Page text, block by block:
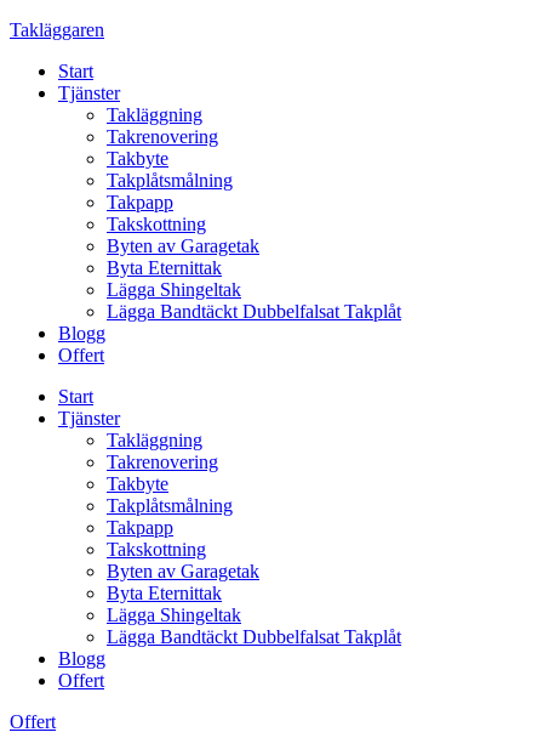
Skip
content
Takläggaren
Start
Tjänster
Takläggning
Takrenovering
Takbyte
Takplåtsmålning
Takpapp
Takskottning
Byten av Garagetak
Byta Eternittak
Lägga Shingeltak
Lägga Bandtäckt Dubbelfalsat Takplåt
Blogg
Offert
Start
Tjänster
Takläggning
Takrenovering
Takbyte
Takplåtsmålning
Takpapp
Takskottning
Byten av Garagetak
Byta Eternittak
Lägga Shingeltak
Lägga Bandtäckt Dubbelfalsat Takplåt
Blogg
Offert
Offert